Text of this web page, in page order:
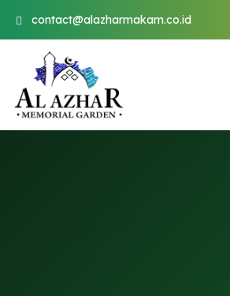
contact@alazharmakam.co.id